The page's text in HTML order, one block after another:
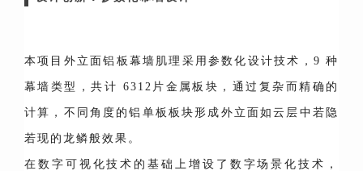
本项目外立面铝板幕墙肌理采用参数化设计技术，9 种
幕墙类型，共计 6312片金属板块，通过复杂而精确的
计算，不同角度的铝单板板块形成外立面如云层中若隐
若现的龙鳞般效果。
在数字可视化技术的基础上增设了数字场景化技术，